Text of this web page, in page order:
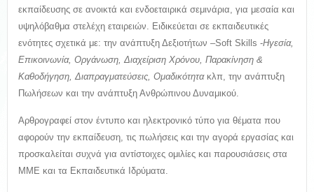
εκπαίδευσης σε ανοικτά και ενδοεταιρικά σεμινάρια, για μεσαία και
υψηλόβαθμα στελέχη εταιρειών. Ειδικεύεται σε εκπαιδευτικές
ενότητες σχετικά με: την ανάπτυξη Δεξιοτήτων –Soft Skills -Hγεσία,
Επικοινωνία, Οργάνωση, Διαχείριση Χρόνου, Παρακίνηση &
Καθοδήγηση, Διαπραγματεύσεις, Ομαδικότητα κλπ, την ανάπτυξη
Πωλήσεων και την ανάπτυξη Ανθρώπινου Δυναμικού.
Αρθρογραφεί στον έντυπο και ηλεκτρονικό τύπο για θέματα που
αφορούν την εκπαίδευση, τις πωλήσεις και την αγορά εργασίας και
προσκαλείται συχνά για αντίστοιχες ομιλίες και παρουσιάσεις στα
ΜΜΕ και τα Εκπαιδευτικά Ιδρύματα.